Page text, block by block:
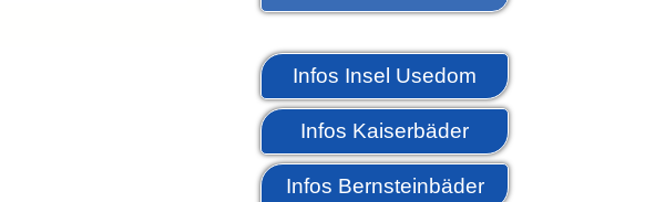
Infos Insel Usedom
Infos Kaiserbäder
Infos Bernsteinbäder